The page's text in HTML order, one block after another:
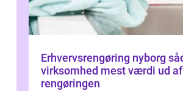
Erhvervsrengøring nyborg sådan får din
virksomhed mest værdi ud af
rengøringen